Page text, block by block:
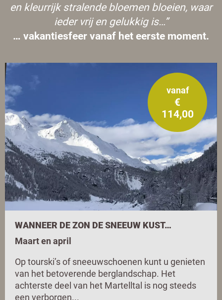
en kleurrijk stralende bloemen bloeien, waar
ieder vrij en gelukkig is…”
… vakantiesfeer vanaf het eerste moment.
vanaf
€
114,00
WANNEER DE ZON DE SNEEUW KUST…
Maart en april
Op tourski’s of sneeuwschoenen kunt u genieten
van het betoverende berglandschap. Het
achterste deel van het Martelltal is nog steeds
een verborgen...